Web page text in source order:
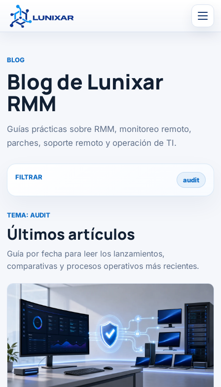
BLOG
Blog de Lunixar
RMM
Guías prácticas sobre RMM, monitoreo remoto,
parches, soporte remoto y operación de TI.
FILTRAR audit
TEMA: AUDIT
Últimos artículos
Guía por fecha para leer los lanzamientos,
comparativas y procesos operativos más recientes.